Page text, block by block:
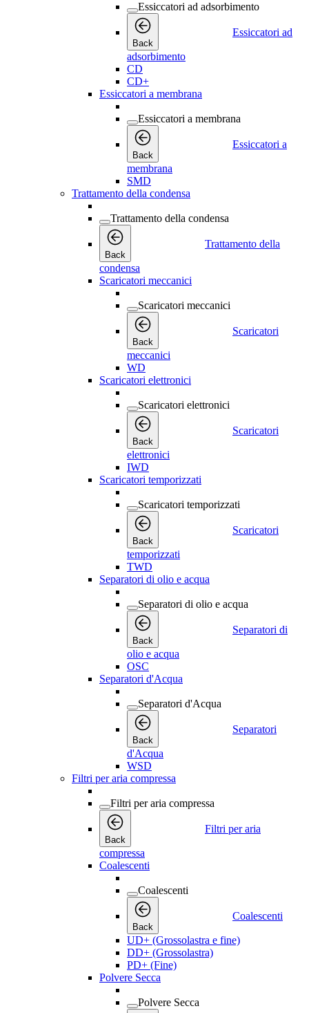
Essiccatori ad adsorbimento
Back
Essiccatori ad
adsorbimento
CD
CD+
Essiccatori a membrana
Essiccatori a membrana
Back
Essiccatori a
membrana
SMD
Trattamento della condensa
Trattamento della condensa
Back
Trattamento della
condensa
Scaricatori meccanici
Scaricatori meccanici
Back
Scaricatori
meccanici
WD
Scaricatori elettronici
Scaricatori elettronici
Back
Scaricatori
elettronici
IWD
Scaricatori temporizzati
Scaricatori temporizzati
Back
Scaricatori
temporizzati
TWD
Separatori di olio e acqua
Separatori di olio e acqua
Back
Separatori di
olio e acqua
OSC
Separatori d'Acqua
Separatori d'Acqua
Back
Separatori
d'Acqua
WSD
Filtri per aria compressa
Filtri per aria compressa
Back
Filtri per aria
compressa
Coalescenti
Coalescenti
Back
Coalescenti
UD+ (Grossolastra e fine)
DD+ (Grossolastra)
PD+ (Fine)
Polvere Secca
Polvere Secca